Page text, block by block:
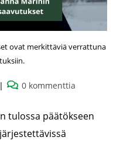
ovat merkittäviä verrattuna
0 kommenttia
tulossa päätökseen